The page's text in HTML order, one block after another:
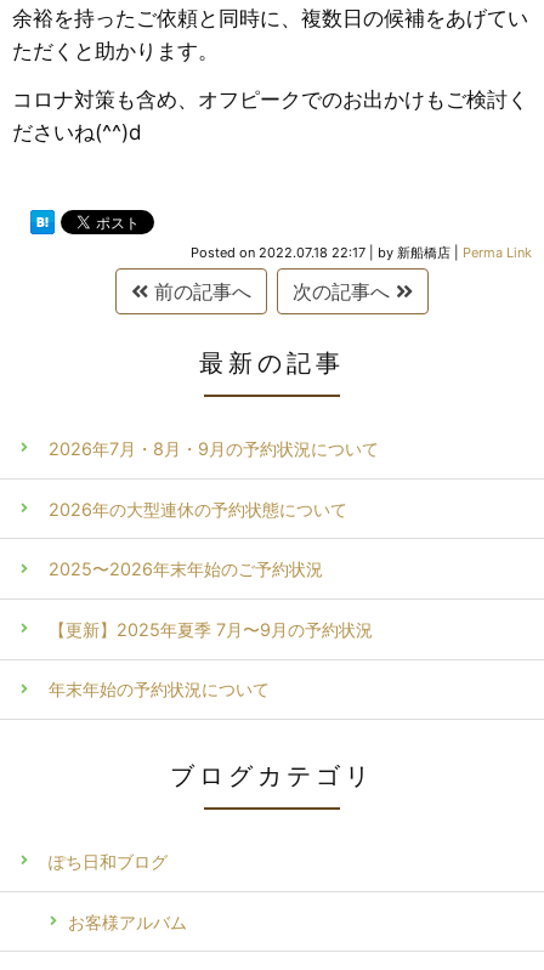
余裕を持ったご依頼と同時に、複数日の候補をあげてい
ただくと助かります。
コロナ対策も含め、オフピークでのお出かけもご検討く
ださいね(^^)d
Posted on 2022.07.18 22:17 by 新船橋店 Perma Link
前の記事へ 次の記事へ
最新の記事
2026年7月・8月・9月の予約状況について
2026年の大型連休の予約状態について
2025〜2026年末年始のご予約状況
【更新】2025年夏季 7月〜9月の予約状況
年末年始の予約状況について
ブログカテゴリ
ぽち日和ブログ
お客様アルバム